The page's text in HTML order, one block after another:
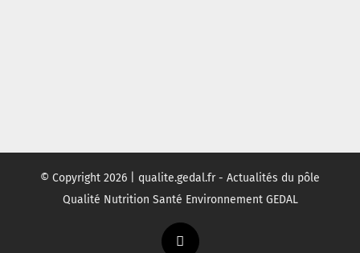
© Copyright 2026 | qualite.gedal.fr - Actualités du pôle
Qualité Nutrition Santé Environnement GEDAL
Twitter